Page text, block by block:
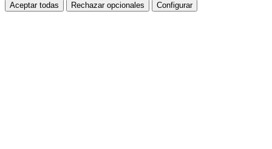
Aceptar todas Rechazar opcionales Configurar